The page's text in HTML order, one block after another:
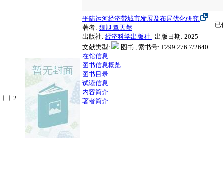
2.
平陆运河经济带城市发展及布局优化研究
已
著者: 魏旭 覃天然
出版社: 经济科学出版社
出版日期: 2025
文献类型:
图书 , 索书号: F299.276.7/2640
在馆信息
图书信息概览
图书目录
试读信息
内容简介
著者简介